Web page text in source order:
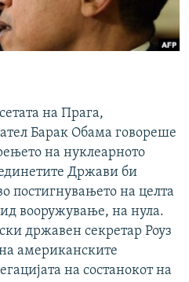
на Прага,
Барак Обама говореше
на нуклеарното
Држави би
постигнувањето на целта
вооружување, на нула.
државен секретар Роуз
американските
на состанокот на